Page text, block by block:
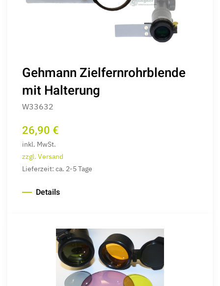
Gehmann Zielfernrohrblende
mit Halterung
W33632
26,90 €
inkl. MwSt.
zzgl. Versand
Lieferzeit: ca. 2-5 Tage
Details